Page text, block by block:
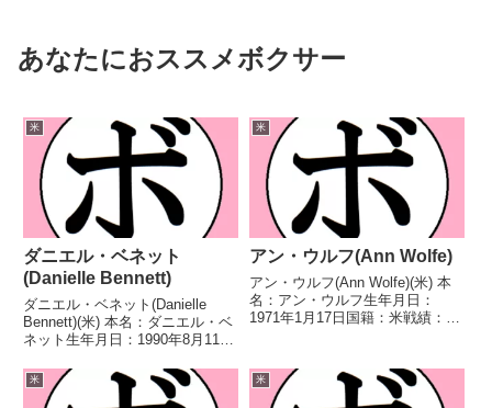
あなたにおススメボクサー
米
ダニエル・ベネット
(Danielle Bennett)
ダニエル・ベネット(Danielle
Bennett)(米) 本名：ダニエル・ベ
ネット生年月日：1990年8月11日
敗 【獲得タイトル】NABF北米女
子スーパーバンタム級王座 【戦
米
アン・ウルフ(Ann Wolfe)
アン・ウルフ(Ann Wolfe)(米) 本
名：アン・ウルフ生年月日：
1971年1月17日国籍：米戦績：26
パーミドル級王座IBA世界女子ス
ーパーウェルター級王座IBA...
米 米